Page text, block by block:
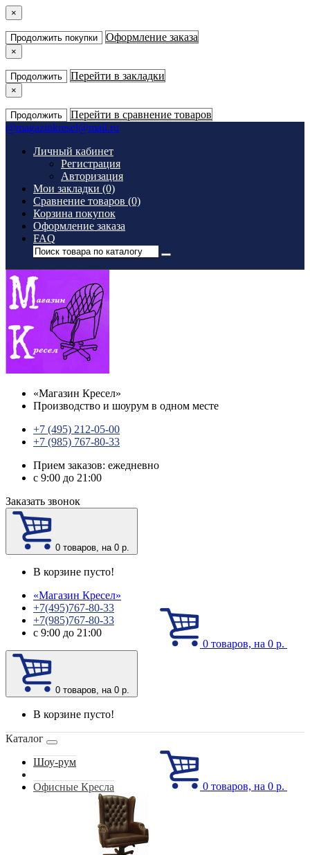
×
Продолжить покупки Оформление заказа
×
Продолжить Перейти в закладки
×
Продолжить
Перейти в сравнение товаров
@magazinkresel@mail.ru
Личный кабинет
Регистрация
Авторизация
Мои закладки (0)
Сравнение товаров (0)
Корзина покупок
Оформление заказа
FAQ
«Магазин Кресел»
Производство и шоурум в одном месте
+7 (495) 212-05-00
+7 (985) 767-80-33
Прием заказов: ежедневно
с 9:00 до 21:00
Заказать звонок
0 товаров, на 0 р.
В корзине пусто!
0 товаров, на 0 р.
«Магазин Кресел»
+7(495)767-80-33
+7(985)767-80-33
с 9:00 до 21:00
0 товаров, на 0 р.
В корзине пусто!
0 товаров, на 0 р.
Каталог
Шоу-рум
Офисные Кресла